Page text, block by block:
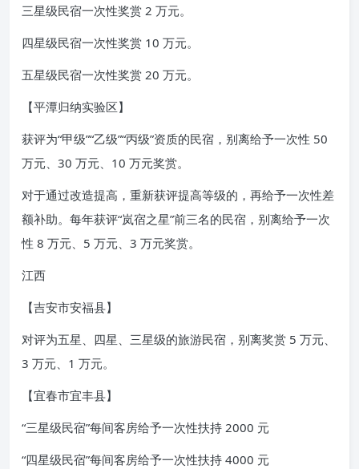
三星级民宿一次性奖赏 2 万元。
四星级民宿一次性奖赏 10 万元。
五星级民宿一次性奖赏 20 万元。
【平潭归纳实验区】
获评为“甲级”“乙级”“丙级”资质的民宿，别离给予一次性 50
万元、30 万元、10 万元奖赏。
对于通过改造提高，重新获评提高等级的，再给予一次性差
额补助。每年获评“岚宿之星”前三名的民宿，别离给予一次
性 8 万元、5 万元、3 万元奖赏。
江西
【吉安市安福县】
对评为五星、四星、三星级的旅游民宿，别离奖赏 5 万元、
3 万元、1 万元。
【宜春市宜丰县】
“三星级民宿”每间客房给予一次性扶持 2000 元
“四星级民宿”每间客房给予一次性扶持 4000 元